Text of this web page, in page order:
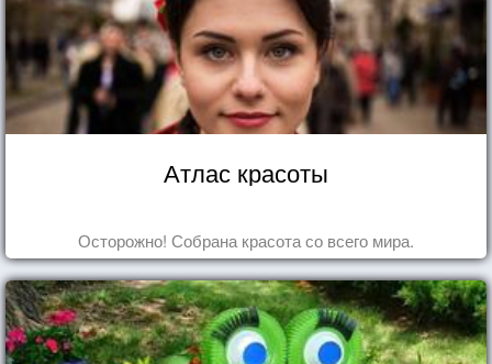
Атлас красоты
Осторожно! Собрана красота со всего мира.